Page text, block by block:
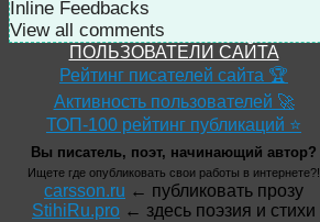
Inline Feedbacks
View all comments
ПОЛЬЗОВАТЕЛИ САЙТА
Рейтинг писателей сайта 🏆
Активность пользователей 🚀
ТОП-100 рейтинг публикаций ⭐
Вы писатель, поэт, начинающий автор?
Ищете где опубликовать свои работы в интернете?!
carsson.ru ← публиковать прозу
StihiRu.pro ← здесь поэзия и стихи